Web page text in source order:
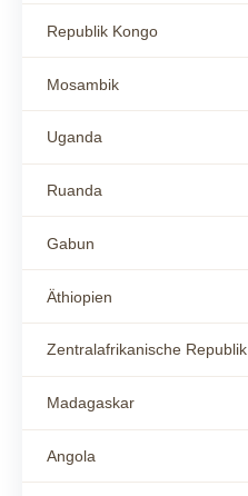
Republik Kongo
Mosambik
Uganda
Ruanda
Gabun
Äthiopien
Zentralafrikanische Republik
Madagaskar
Angola